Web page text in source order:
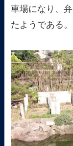
車場になり、
たようである。